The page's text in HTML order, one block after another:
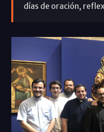
días de oración,